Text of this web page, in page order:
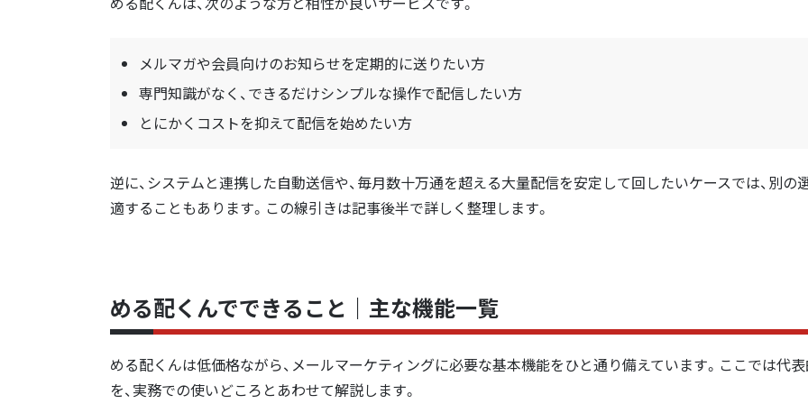
メルマガや会員向けのお知らせを定期的に送りたい方
専門知識がなく、できるだけシンプルな操作で配信したい方
とにかくコストを抑えて配信を始めたい方
逆に、システムと連携した自動送信や、毎月数十万通を超える大量配信を安定して回したいケースでは、別の
適することもあります。この線引きは記事後半で詳しく整理します。
める配くんでできること｜主な機能一覧
める配くんは低価格ながら、メールマーケティングに必要な基本機能をひと通り備えています。ここでは代
を、実務での使いどころとあわせて解説します。